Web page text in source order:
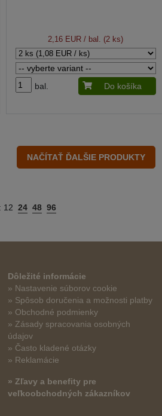
2,16 EUR / bal. (2 ks)
bal. Do košíka
12 24 48 96
Dôležité informácie
» Nastavenie súborov cookie
» Spôsob doručenia a možnosti platby
» Obchodné podmienky
» Zásady spracovania osobných
údajov
» Často kladené otázky
» Reklamácie
» Zľavy a benefity pre
veľkoobchodných zákazníkov